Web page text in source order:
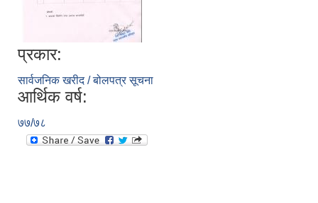
प्रकार:
सार्वजनिक खरीद / बोलपत्र सूचना
आर्थिक वर्ष:
७७/७८